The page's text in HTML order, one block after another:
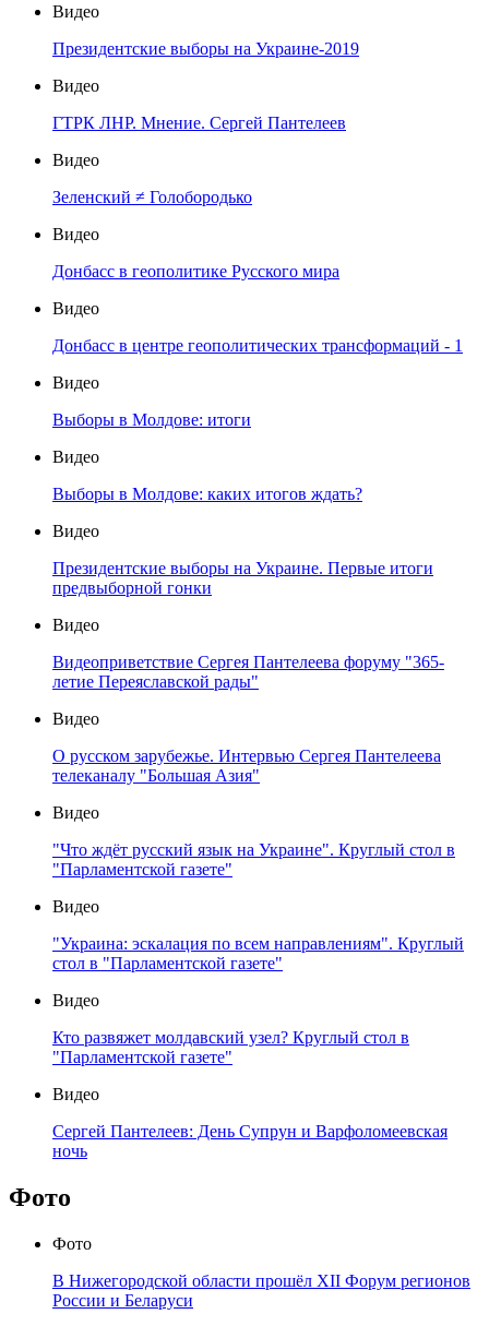
Видео
Президентские выборы на Украине-2019
Видео
ГТРК ЛНР. Мнение. Сергей Пантелеев
Видео
Зеленский ≠ Голобородько
Видео
Донбасс в геополитике Русского мира
Видео
Донбасс в центре геополитических трансформаций - 1
Видео
Выборы в Молдове: итоги
Видео
Выборы в Молдове: каких итогов ждать?
Видео
Президентские выборы на Украине. Первые итоги
предвыборной гонки
Видео
Видеоприветствие Сергея Пантелеева форуму "365-
летие Переяславской рады"
Видео
О русском зарубежье. Интервью Сергея Пантелеева
телеканалу "Большая Азия"
Видео
"Что ждёт русский язык на Украине". Круглый стол в
"Парламентской газете"
Видео
"Украина: эскалация по всем направлениям". Круглый
стол в "Парламентской газете"
Видео
Кто развяжет молдавский узел? Круглый стол в
"Парламентской газете"
Видео
Сергей Пантелеев: День Супрун и Варфоломеевская
ночь
Фото
Фото
В Нижегородской области прошёл XII Форум регионов
России и Беларуси